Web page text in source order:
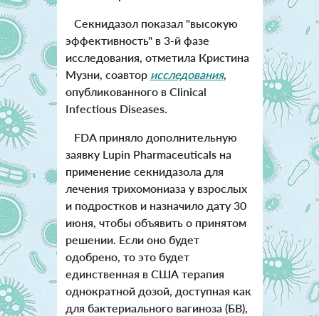
Секнидазол показал "высокую
эффективность" в 3-й фазе
исследования, отметила Кристина
Музни, соавтор исследования,
опубликованного в Clinical
Infectious Diseases.
FDA приняло дополнительную
заявку Lupin Pharmaceuticals на
применение секнидазола для
лечения трихомониаза у взрослых
и подростков и назначило дату 30
июня, чтобы объявить о принятом
решении. Если оно будет
одобрено, то это будет
единственная в США терапия
однократной дозой, доступная как
для бактериального вагиноза (БВ),